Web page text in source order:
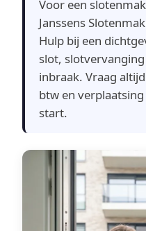
Voor een
Janssens
Hulp bij een
slot,
inbraak. Vraag
btw en
start.